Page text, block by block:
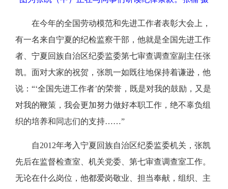
在今年的全国劳动模范和先进工作者表彰大会上，
有一名来自宁夏的纪检监察干部，他就是全国先进工作
者、宁夏回族自治区纪委监委第七审查调查室副主任张
凯。面对大家的祝贺，张凯一如既往地保持着谦逊，他
说：“‘全国先进工作者’的荣誉，既是对我的鼓励，又是
对我的鞭策，我会更加努力做好本职工作，绝不辜负组
织的培养和同志们的支持……”
自2012年考入宁夏回族自治区纪委监委机关，张凯
先后在监督检查室、机关党委、第七审查调查室工作。
无论在什么岗位，他都爱岗敬业、担当奉献，组织、主